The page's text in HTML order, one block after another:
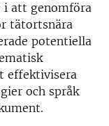
i att genomföra
tätortsnära
potentiella
effektivisera
och språk